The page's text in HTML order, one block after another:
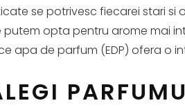
se potrivesc fiecarei stari si
opta pentru arome mai
apa de parfum (EDP) ofera o